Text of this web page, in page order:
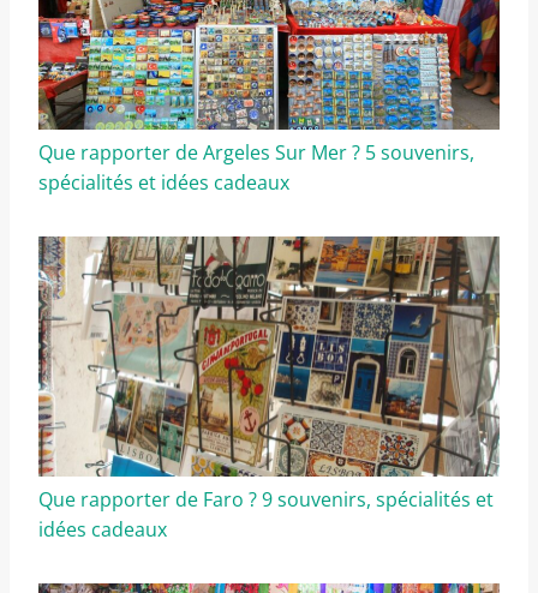
Que rapporter de Argeles Sur Mer ? 5 souvenirs,
spécialités et idées cadeaux
Que rapporter de Faro ? 9 souvenirs, spécialités et
idées cadeaux